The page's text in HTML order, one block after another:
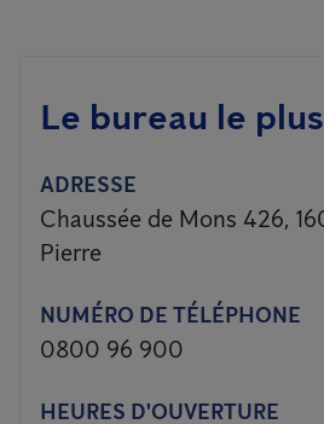
Le bureau le
ADRESSE
Chaussée de Mons 426,
Pierre
NUMÉRO DE TÉLÉPHONE
0800 96 900
HEURES D'OUVERTURE